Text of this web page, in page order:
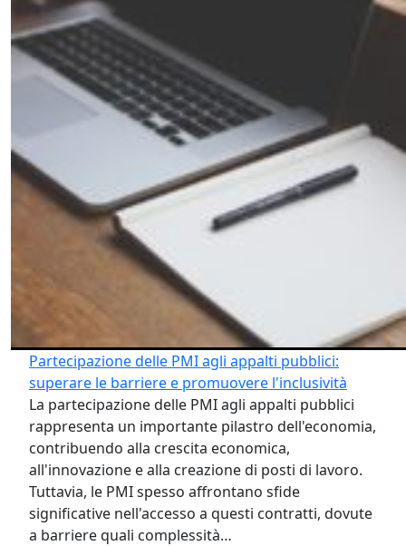
Partecipazione delle PMI agli appalti pubblici:
superare le barriere e promuovere l'inclusività
La partecipazione delle PMI agli appalti pubblici
rappresenta un importante pilastro dell'economia,
contribuendo alla crescita economica,
all'innovazione e alla creazione di posti di lavoro.
Tuttavia, le PMI spesso affrontano sfide
significative nell'accesso a questi contratti, dovute
a barriere quali complessità…